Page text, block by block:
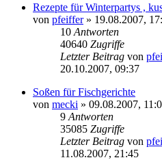
Rezepte für Winterpartys ,
von pfeiffer» 19.08.2007,
10 Antworten
40640 Zugriffe
Letzter Beitrag von
20.10.2007, 09:37
Soßen für Fischgerichte
von mecki » 09.08.2007,
9 Antworten
35085 Zugriffe
Letzter Beitrag von
11.08.2007, 21:45